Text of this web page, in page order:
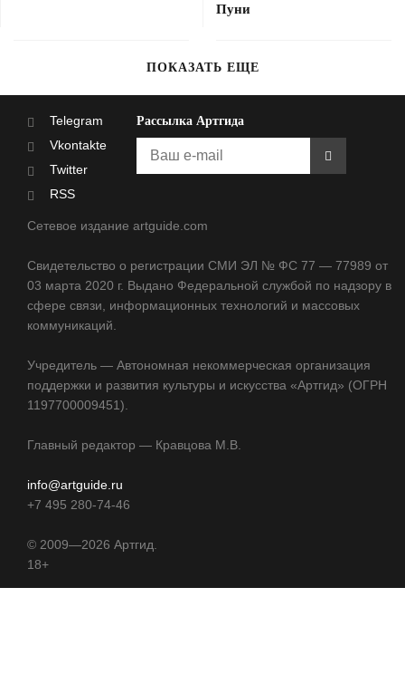
Пуни
ПОКАЗАТЬ ЕЩЕ
Telegram
Vkontakte
Twitter
RSS
Рассылка Артгида
Сетевое издание artguide.com
Свидетельство о регистрации СМИ ЭЛ № ФС 77 — 77989 от
03 марта 2020 г. Выдано Федеральной службой по надзору в
сфере связи, информационных технологий и массовых
коммуникаций.
Учредитель — Автономная некоммерческая организация
поддержки и развития культуры и искусства «Артгид» (ОГРН
1197700009451).
Главный редактор — Кравцова М.В.
info@artguide.ru
+7 495 280-74-46
© 2009—2026 Артгид.
18+